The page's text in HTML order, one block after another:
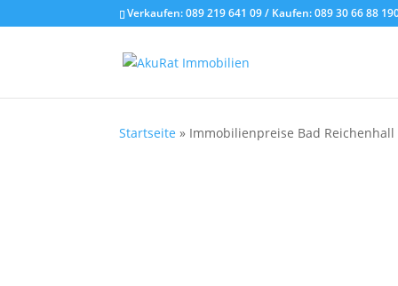
Verkaufen:089 219 641 09/ Kaufen:089 30 66 88
Startseite » Immobilienpreise Bad Reichenhall